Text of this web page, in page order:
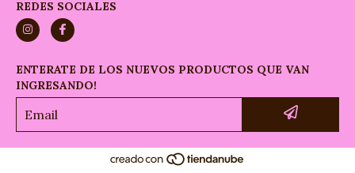
REDES SOCIALES
ENTERATE DE LOS NUEVOS PRODUCTOS QUE VAN
INGRESANDO!